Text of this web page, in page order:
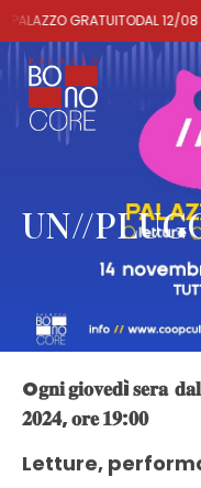
PALAZZO GRATUITODAL 12/08
UN//
O𝐠𝐧𝐢 𝐠𝐢𝐨𝐯𝐞𝐝ì 𝐬𝐞𝐫𝐚
𝟐𝟎𝟐𝟒, 𝐨𝐫𝐞 𝟏𝟗:𝟎𝟎
Letture,